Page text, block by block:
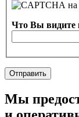
Что Вы видите
Мы